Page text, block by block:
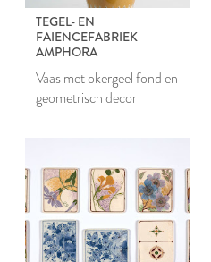
TEGEL- EN
FAIENCEFABRIEK
AMPHORA
Vaas met okergeel fond en
geometrisch decor